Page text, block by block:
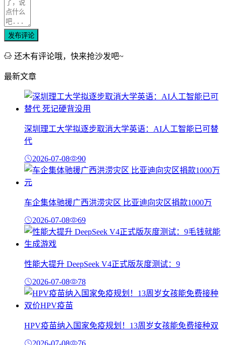
发布评论
还木有评论哦，快来抢沙发吧~
最新文章
深圳理工大学拟逐步取消大学英语：AI人工智能已可替
代
2026-07-08 90
车企集体驰援广西洪涝灾区 比亚迪向灾区捐款1000万
2026-07-08 69
性能大提升 DeepSeek V4正式版灰度测试：9
2026-07-08 78
HPV疫苗纳入国家免疫规划！13周岁女孩能免费接种双
2026-07-08 76